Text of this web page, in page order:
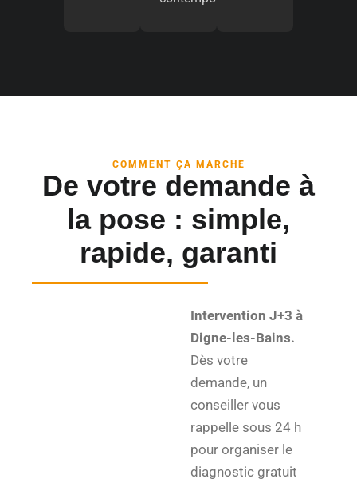
COMMENT ÇA MARCHE
De votre demande à
la pose : simple,
rapide, garanti
Intervention J+3 à
Digne-les-Bains.
Dès votre
demande, un
conseiller vous
rappelle sous 24 h
pour organiser le
diagnostic gratuit